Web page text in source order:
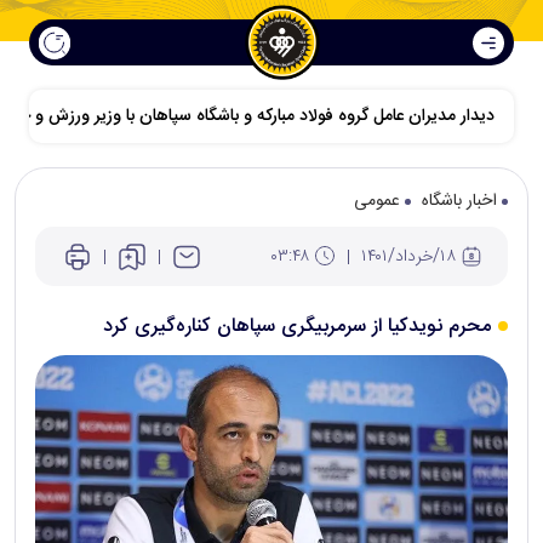
دیدار مدیران عامل گروه فولاد مبارکه و باشگاه سپاهان با وزیر ورزش و
اخبار باشگاه
عمومی
محرم نویدکیا از سرمربیگری سپاهان کناره‌گیری کرد